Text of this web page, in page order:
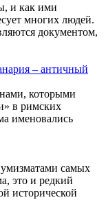
и как ими
многих людей.
документом,
которыми
в римских
именовались
самых
это и редкий
исторической